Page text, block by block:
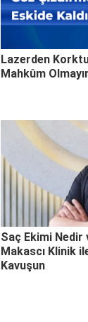
Lazerden
Mahkûm
Saç Ekimi Nedir
Makascı Klinik
Kavuşun